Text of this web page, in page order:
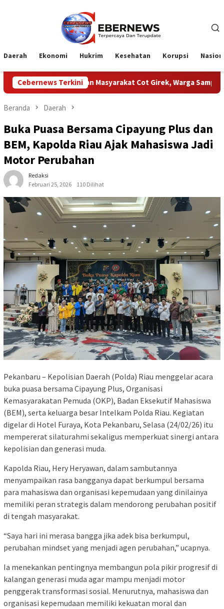
Daerah Ekonomi Hukrim Kesehatan Korupsi
Cebernews Terkini
Masyarakat Cot Girek, Warga Sampaikan Apresiasi
Beranda Daerah
Buka Puasa Bersama Cipayung Plus dan
BEM, Kapolda Riau Ajak Mahasiswa Jadi
Motor Perubahan
Redaksi
Februari 25, 2026
110 Dilihat
Pekanbaru – Kepolisian Daerah (Polda) Riau menggelar acara
buka puasa bersama Cipayung Plus, Organisasi
Kemasyarakatan Pemuda (OKP), Badan Eksekutif Mahasiswa
(BEM), serta keluarga besar Intelkam Polda Riau. Kegiatan
digelar di Hotel Furaya, Kota Pekanbaru, Selasa (24/02/26) itu
mempererat silaturahmi sekaligus memperkuat sinergi antara
kepolisian dan generasi muda.
Kapolda Riau, Hery Heryawan, dalam sambutannya
menyampaikan rasa bangganya dapat berkumpul bersama
para mahasiswa dan organisasi kepemudaan yang dinilainya
memiliki peran strategis dalam mendorong perubahan positif
di tengah masyarakat.
“Saya hari ini merasa bangga jika adek bisa berkumpul,
perubahan mindset yang menjadi agen perubahan,” ucapnya.
Ia menekankan pentingnya membangun pola pikir progresif di
kalangan generasi muda agar mampu menjadi motor
penggerak transformasi sosial. Menurutnya, mahasiswa dan
organisasi kepemudaan memiliki kekuatan moral dan